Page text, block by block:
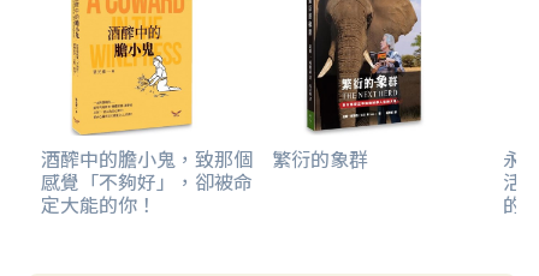
酒醡中的膽小鬼，致那個
感覺「不夠好」，卻被命
定大能的你！
繁衍的象群 永
活
的